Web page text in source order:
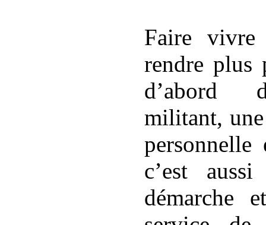
Faire vivre
rendre plus
d’abord
militant,
c’est
démarche